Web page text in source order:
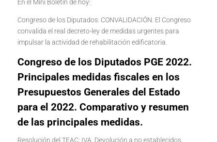
En el Mini Boletín de hoy:
Congreso de los Diputados: CONVALIDACIÓN. El Congreso
convalida el real decreto-ley de medidas urgentes para
impulsar la actividad de rehabilitación edificatoria.
Congreso de los Diputados PGE 2022.
Principales medidas fiscales en los
Presupuestos Generales del Estado
para el 2022. Comparativo y resumen
de las principales medidas.
Resolución del TEAC: IVA. Devolución a no establecidos.